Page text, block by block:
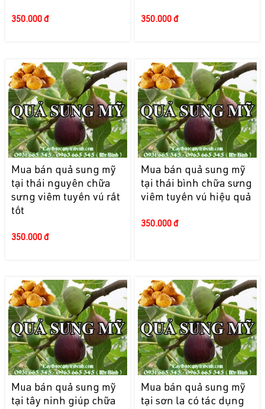
350.000 đ 350.000 đ
Mua bán quả sung mỹ
tại thái nguyên chữa
sưng viêm tuyến vú rất
tốt
350.000 đ
Mua bán quả sung mỹ
tại thái bình chữa sưng
viêm tuyến vú hiệu quả
350.000 đ
Mua bán quả sung mỹ
tại tây ninh giúp chữa
Mua bán quả sung mỹ
tại sơn la có tác dụng